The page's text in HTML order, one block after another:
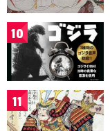
10
11